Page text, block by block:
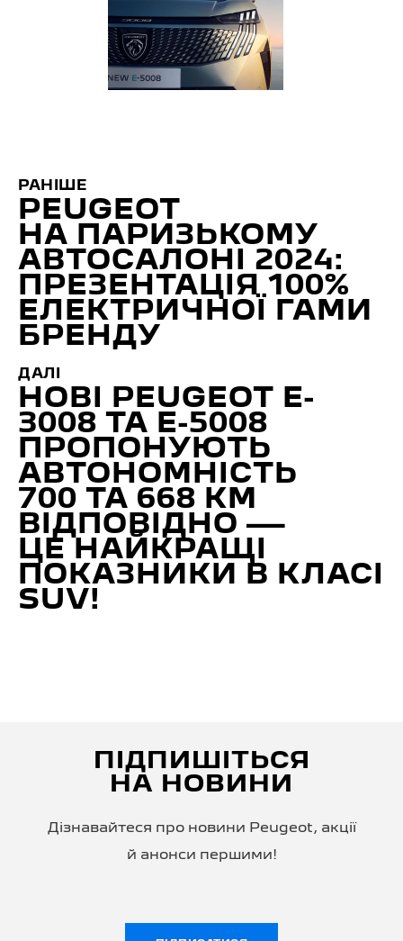
РАНІШЕ
PEUGEOT
НА ПАРИЗЬКОМУ
АВТОСАЛОНІ 2024:
ПРЕЗЕНТАЦІЯ 100%
ЕЛЕКТРИЧНОЇ ГАМИ
БРЕНДУ
ДАЛІ
НОВІ PEUGEOT E-
3008 ТА E-5008
ПРОПОНУЮТЬ
АВТОНОМНІСТЬ
700 ТА 668 КМ
ВІДПОВІДНО —
ЦЕ НАЙКРАЩІ
ПОКАЗНИКИ В КЛАСІ
SUV!
ПІДПИШІТЬСЯ
НА НОВИНИ
Дізнавайтеся про новини Peugeot, акції
й анонси першими!